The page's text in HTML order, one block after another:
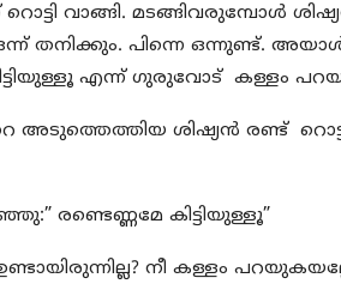
വാങ്ങി. മടങ്ങിവരുമ്പോൾ
തനിക്കും. പിന്നെ ഒന്നുണ്ട്.
എന്ന് ഗുരുവോട് കള്ളം
അടുത്തെത്തിയ ശിഷ്യൻ രണ്ട്
രണ്ടെണ്ണമേ കിട്ടിയുള്ളൂ”
നീ കള്ളം